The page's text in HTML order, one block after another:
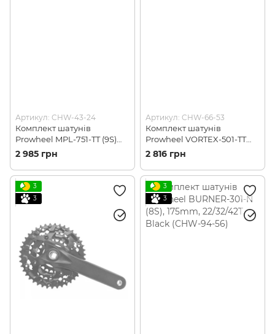
Артикул: CHW-43-24
Комплект шатунів
Prowheel MPL-751-TT (9S)
170mm, 48/36/26T, black
(MPL-751-TT)
2 985 грн
Артикул: CHW-66-53
Комплект шатунів
Prowheel VORTEX-501-TT
175mm, 36/22T, Black
(VORTEX-501-TT)
2 816 грн
3
3
3
3